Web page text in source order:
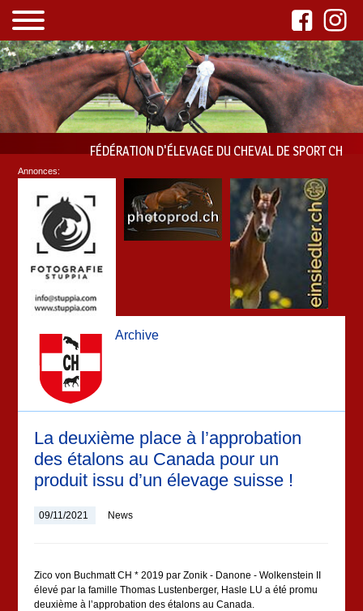
FÉDÉRATION D'ÉLEVAGE DU CHEVAL DE SPORT CH
Archive
La deuxième place à l’approbation
des étalons au Canada pour un
produit issu d’un élevage suisse !
09/11/2021 News
Zico von Buchmatt CH * 2019 par Zonik - Danone - Wolkenstein II
élevé par la famille Thomas Lustenberger, Hasle LU a été promu
deuxième à l’approbation des étalons au Canada.
Annonces: